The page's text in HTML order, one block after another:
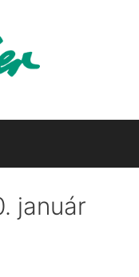
január